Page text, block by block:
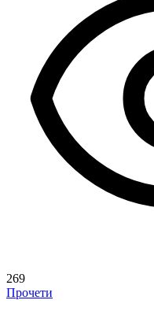
269
Прочети